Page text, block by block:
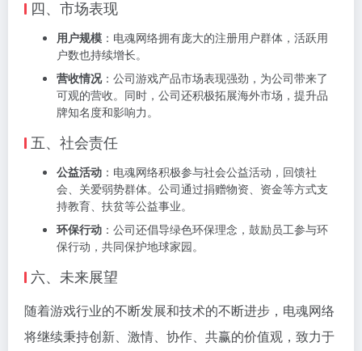
四、市场表现
用户规模 ：电魂网络拥有庞大的注册用户群体，活跃用
户数也持续增长。
营收情况：公司游戏产品市场表现强劲，为公司带来了
可观的营收。同时，公司还积极拓展海外市场，提升品
牌知名度和影响力。
五、社会责任
公益活动 ：电魂网络积极参与社会公益活动，回馈社
会、关爱弱势群体。公司通过捐赠物资、资金等方式支
持教育、扶贫等公益事业。
环保行动 ：公司还倡导绿色环保理念，鼓励员工参与环
保行动，共同保护地球家园。
六、未来展望
随着游戏行业的不断发展和技术的不断进步，电魂网络
将继续秉持创新、激情、协作、共赢的价值观，致力于